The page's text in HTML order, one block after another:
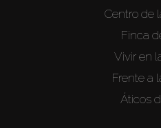
Centro de
Finca
Vivir en
Frente a
Áticos